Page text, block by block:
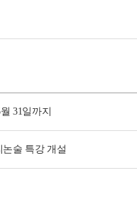
31일까지
논술 특강 개설